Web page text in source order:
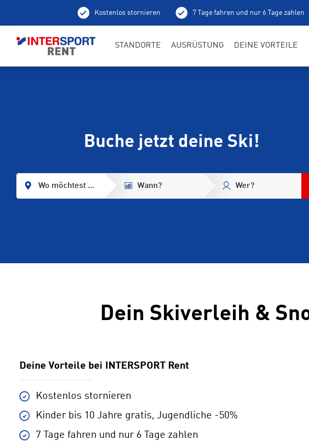
Kostenlos stornieren 7 Tage fahren und nur 6 Tage zahlen
STANDORTE AUSRÜSTUNG DEINE VORTEILE
Buche jetzt deine Ski!
Wo möchtest du mieten? Wann? Wer?
Dein Skiverleih &
Deine Vorteile bei INTERSPORT Rent
Kostenlos stornieren
Kinder bis 10 Jahre gratis, Jugendliche -50%
7 Tage fahren und nur 6 Tage zahlen
5,0 Sterne
Hat riesig Spaß gemacht!
Matthias, Berlin, August 2026